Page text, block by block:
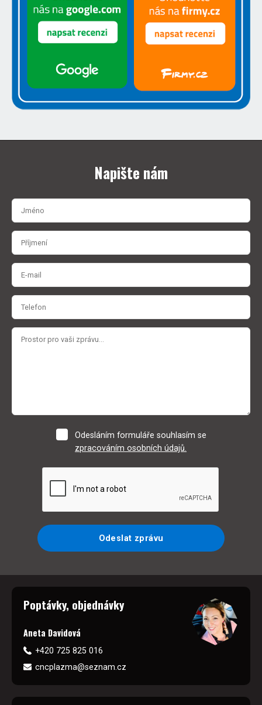
Napište nám
Odesláním formuláře souhlasím se
zpracováním osobních údajů.
Odeslat zprávu
Poptávky, objednávky
Aneta Davidová
+420 725 825 016
cncplazma@seznam.cz